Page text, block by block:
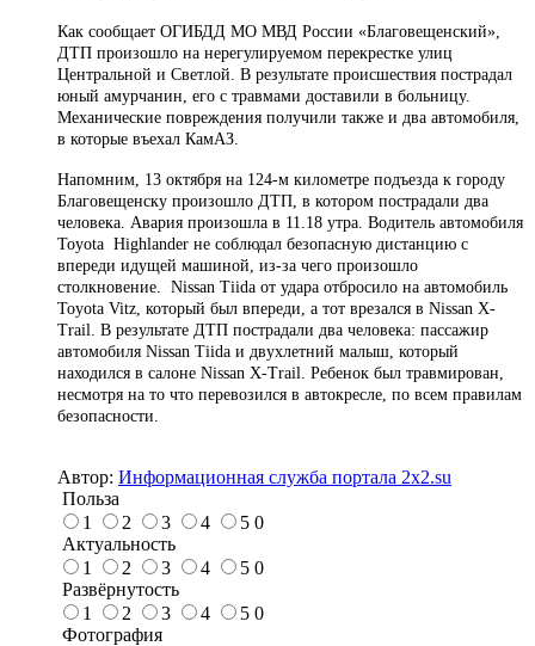
Как сообщает ОГИБДД МО МВД России «Благовещенский»,
ДТП произошло на нерегулируемом перекрестке улиц
Центральной и Светлой. В результате происшествия пострадал
юный амурчанин, его с травмами доставили в больницу.
Механические повреждения получили также и два автомобиля,
в которые въехал КамАЗ.
Напомним, 13 октября на 124-м километре подъезда к городу
Благовещенску произошло ДТП, в котором пострадали два
человека. Авария произошла в 11.18 утра. Водитель автомобиля
Toyota Highlander не соблюдал безопасную дистанцию с
впереди идущей машиной, из-за чего произошло
столкновение. Nissan Tiida от удара отбросило на автомобиль
Toyota Vitz, который был впереди, а тот врезался в Nissan X-
Trail. В результате ДТП пострадали два человека: пассажир
автомобиля Nissan Tiida и двухлетний малыш, который
находился в салоне Nissan X-Тrail. Ребенок был травмирован,
несмотря на то что перевозился в автокресле, по всем правилам
безопасности.
Автор: Информационная служба портала 2x2.su
Польза
1
2 3 4 5 0
Актуальность
1
2 3 4 5 0
Развёрнутость
1
2 3 4 5 0
Фотография